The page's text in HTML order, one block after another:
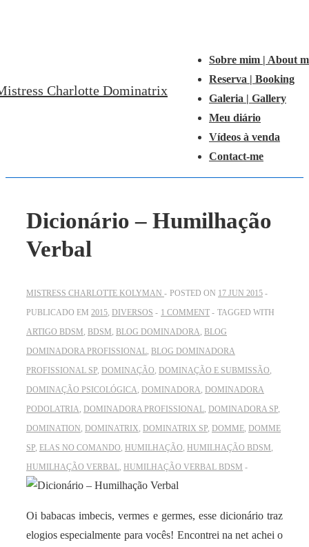
ConteúdoCharlotte Dominatrix
Sobre mim | About
Reserva | Booking
Galeria | Gallery
Meu diário
Vídeos à venda
Contact-me
Dicionário – Humilhação
Verbal
MISTRESS CHARLOTTE KOLYMAN POSTED ON 17 JUN 2015
PUBLICADO EM 2015 DIVERSOS 1 COMMENT
TAGGED WITH
ARTIGO BDSM BDSM BLOG DOMINADORA BLOG
DOMINADORA PROFISSIONAL BLOG DOMINADORA
PROFISSIONAL SP DOMINAÇÃO DOMINAÇÃO E SUBMISSÃO
DOMINAÇÃO PSICOLÓGICA DOMINADORA DOMINADORA
PODOLATRIA DOMINADORA PROFISSIONAL DOMINADORA SP
DOMINATION DOMINATRIX DOMINATRIX SP DOMME DOMME
SP ELAS NO COMANDO HUMILHAÇÃO HUMILHAÇÃO BDSM
HUMILHAÇÃO VERBAL HUMILHAÇÃO VERBAL BDSM
Oi babacas imbecis, vermes e germes, esse dicionário traz
elogios especialmente para vocês! Encontrei na net achei o